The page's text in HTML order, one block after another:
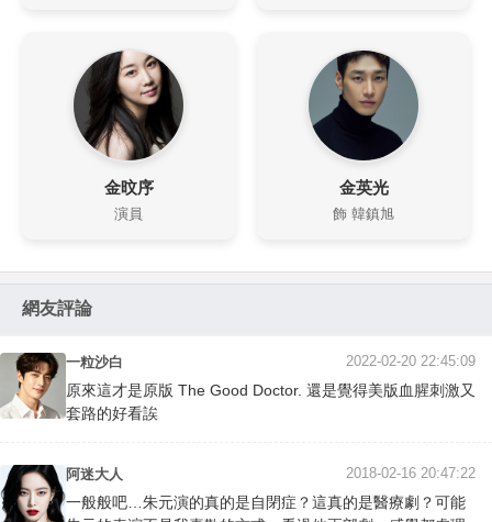
金旼序
演員
金英光
飾 韓鎮旭
網友評論
一粒沙白 2022-02-20 22:45:09
原來這才是原版 The Good Doctor. 還是覺得美版血腥刺激又
套路的好看誒
阿迷大人 2018-02-16 20:47:22
一般般吧…朱元演的真的是自閉症？這真的是醫療劇？可能